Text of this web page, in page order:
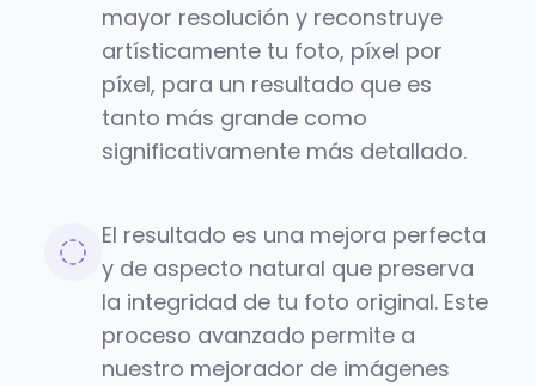
mayor resolución y reconstruye
artísticamente tu foto, píxel por
píxel, para un resultado que es
tanto más grande como
significativamente más detallado.
El resultado es una mejora perfecta
y de aspecto natural que preserva
la integridad de tu foto original. Este
proceso avanzado permite a
nuestro mejorador de imágenes